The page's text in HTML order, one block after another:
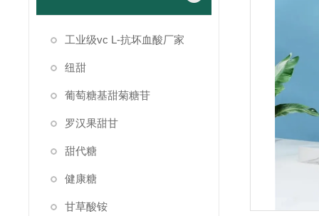
工业级vc L-抗坏血酸厂家
纽甜
葡萄糖基甜菊糖苷
罗汉果甜甘
甜代糖
健康糖
甘草酸铵